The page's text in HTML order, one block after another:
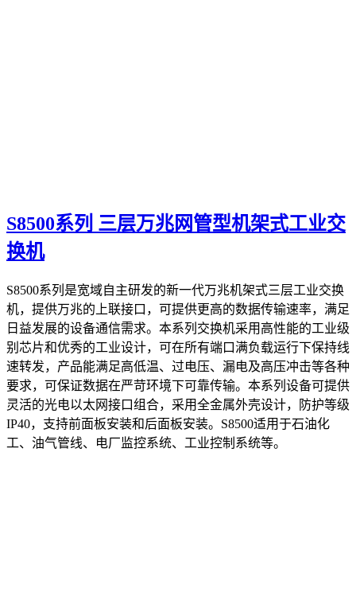
S8500系列 三层万兆网管型机架式工业交
换机
S8500系列是宽域自主研发的新一代万兆机架式三层工业交换
机，提供万兆的上联接口，可提供更高的数据传输速率，满足
日益发展的设备通信需求。本系列交换机采用高性能的工业级
别芯片和优秀的工业设计，可在所有端口满负载运行下保持线
速转发，产品能满足高低温、过电压、漏电及高压冲击等各种
要求，可保证数据在严苛环境下可靠传输。本系列设备可提供
灵活的光电以太网接口组合，采用全金属外壳设计，防护等级
IP40，支持前面板安装和后面板安装。S8500适用于石油化
工、油气管线、电厂监控系统、工业控制系统等。